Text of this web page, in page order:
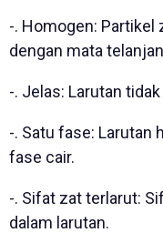
-. Homogen: Partikel
dengan mata
-. Jelas: Larutan
-. Satu fase: Larutan
fase cair.
-. Sifat zat terlarut:
dalam larutan.